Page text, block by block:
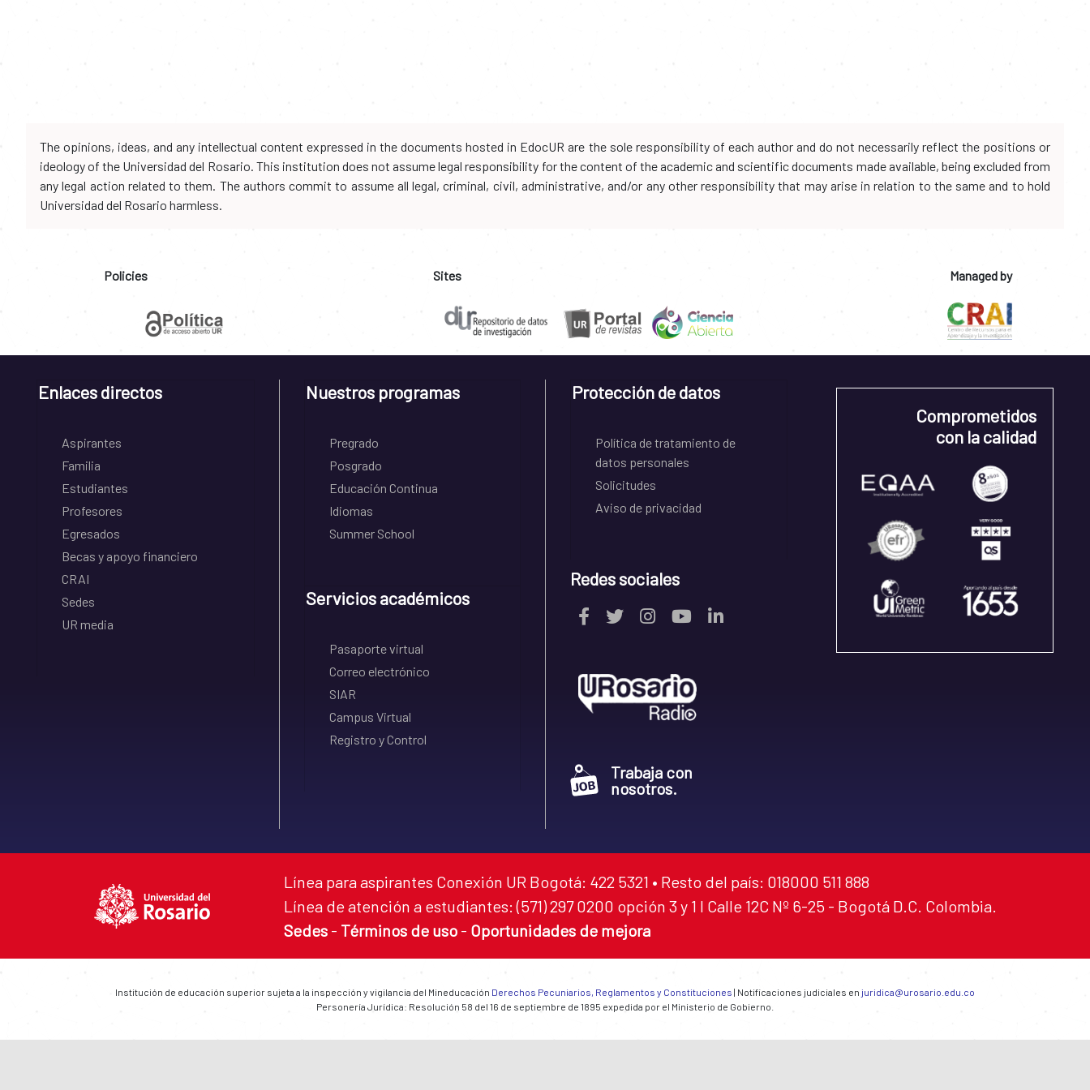
The opinions, ideas, and any intellectual content expressed in the documents hosted in EdocUR are the sole responsibility of each author and do not necessarily reflect the positions or
ideology of the Universidad del Rosario. This institution does not assume legal responsibility for the content of the academic and scientific documents made available, being excluded from
any legal action related to them. The authors commit to assume all legal, criminal, civil, administrative, and/or any other responsibility that may arise in relation to the same and to hold
Universidad del Rosario harmless.
Policies Sites Managed by
Enlaces directos
Aspirantes
Familia
Estudiantes
Profesores
Egresados
Becas y apoyo financiero
CRAI
Sedes
UR media
Nuestros programas
Pregrado
Posgrado
Educación Continua
Idiomas
Summer School
Servicios académicos
Pasaporte virtual
Correo electrónico
SIAR
Campus Virtual
Registro y Control
Protección de datos
Política de tratamiento de
datos personales
Solicitudes
Aviso de privacidad
Redes sociales
Trabaja con
nosotros.
Comprometidos
con la calidad
Línea para aspirantes Conexión UR Bogotá: 422 5321 • Resto del país: 018000 511 888
Línea de atención a estudiantes: (571) 297 0200 opción 3 y 1 I Calle 12C Nº 6-25 - Bogotá D.C. Colombia.
Sedes - Términos de uso - Oportunidades de mejora
Institución de educación superior sujeta a la inspección y vigilancia del Mineducación Derechos Pecuniarios, Reglamentos y Constituciones | Notificaciones judiciales en juridica@urosario.edu.co
Personería Jurídica: Resolución 58 del 16 de septiembre de 1895 expedida por el Ministerio de Gobierno.